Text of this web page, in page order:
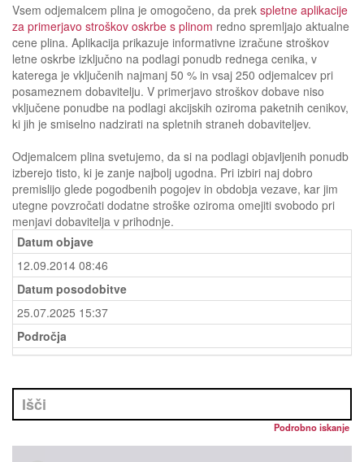
Vsem odjemalcem plina je omogočeno, da prek spletne aplikacije
za primerjavo stroškov oskrbe s plinom redno spremljajo aktualne
cene plina. Aplikacija prikazuje informativne izračune stroškov
letne oskrbe izključno na podlagi ponudb rednega cenika, v
katerega je vključenih najmanj 50 % in vsaj 250 odjemalcev pri
posameznem dobavitelju. V primerjavo stroškov dobave niso
vključene ponudbe na podlagi akcijskih oziroma paketnih cenikov,
ki jih je smiselno nadzirati na spletnih straneh dobaviteljev.
Odjemalcem plina svetujemo, da si na podlagi objavljenih ponudb
izberejo tisto, ki je zanje najbolj ugodna. Pri izbiri naj dobro
premislijo glede pogodbenih pogojev in obdobja vezave, kar jim
utegne povzročati dodatne stroške oziroma omejiti svobodo pri
menjavi dobavitelja v prihodnje.
Datum objave
12.09.2014 08:46
Datum posodobitve
25.07.2025 15:37
Področja
Podrobno iskanje